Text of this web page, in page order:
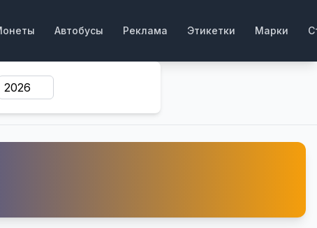
Автобусы Реклама Этикетки Марки